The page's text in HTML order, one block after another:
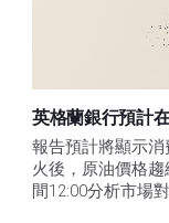
英格蘭銀行預計
報告預計將顯示
火後，原油價格
間12:00分析市場